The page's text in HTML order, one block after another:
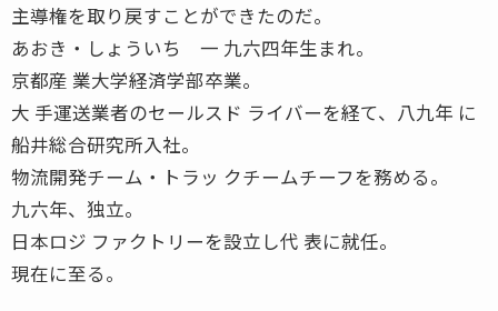
主導権を取り戻すことができたのだ。
あおき・しょういち 一 九六四年生まれ。
京都産 業大学経済学部卒業。
大 手運送業者のセールスド ライバーを経て、八九年 に
船井総合研究所入社。
物流開発チーム・トラッ クチームチーフを務める。
九六年、独立。
日本ロジ ファクトリーを設立し代 表に就任。
現在に至る。